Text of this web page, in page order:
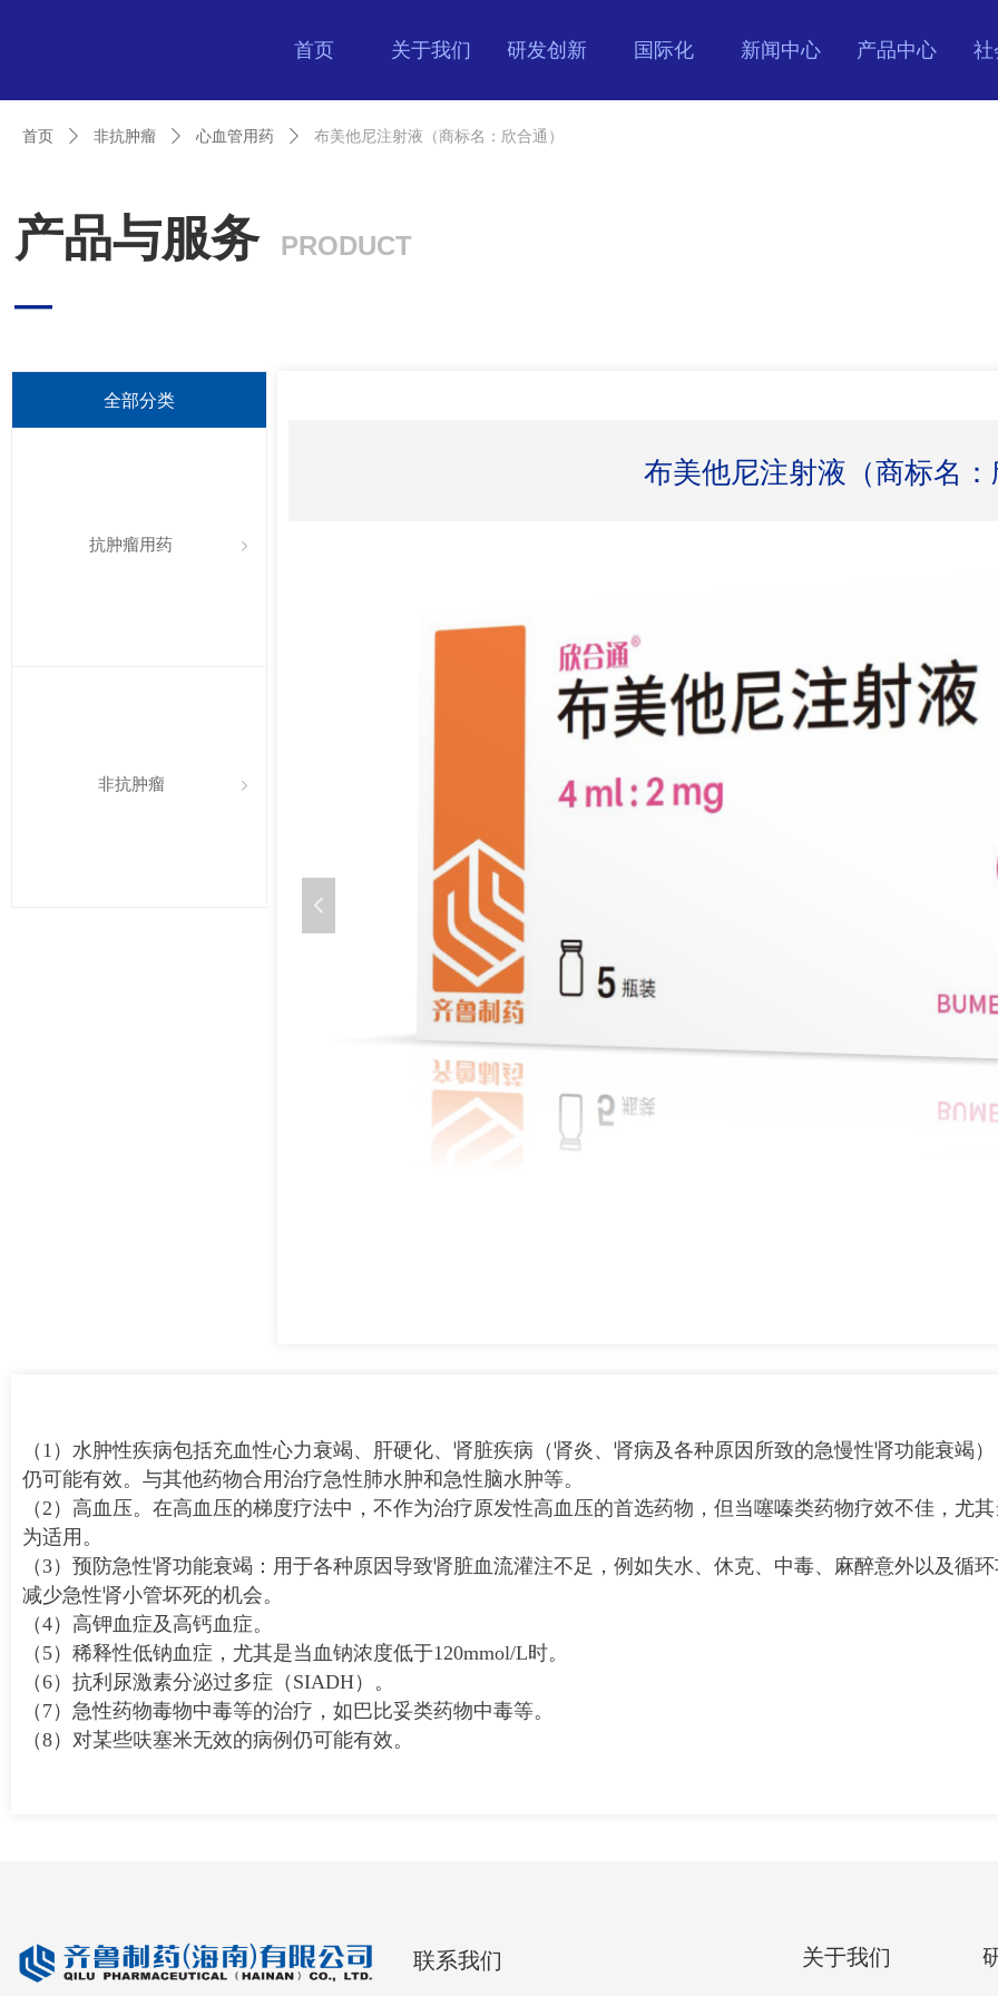
首页 关于我们 研发创新 国际化 新闻中心 产品中心 社
产品与服务 PRODUCT
—
布美他尼注射液（商标名
넳
首页 ꄲ 非抗肿瘤 ꄲ 心血管用药 ꄲ 布美他尼注射液（商标名：欣合通）
全部分类
ꁇ
抗肿瘤用药
ꁇ
非抗肿瘤
（1）水肿性疾病包括充血性心力衰竭、肝硬化、肾脏疾病（肾炎、肾病及各种原因所致的急慢性肾功能衰竭
仍可能有效。与其他药物合用治疗急性肺水肿和急性脑水肿等。
（2）高血压。在高血压的梯度疗法中，不作为治疗原发性高血压的首选药物，但当噻嗪类药物疗效不佳，尤
为适用。
（3）预防急性肾功能衰竭：用于各种原因导致肾脏血流灌注不足，例如失水、休克、中毒、麻醉意外以及循
减少急性肾小管坏死的机会。
（4）高钾血症及高钙血症。
（5）稀释性低钠血症，尤其是当血钠浓度低于120mmol/L时。
（6）抗利尿激素分泌过多症（SIADH）。
（7）急性药物毒物中毒等的治疗，如巴比妥类药物中毒等。
（8）对某些呋塞米无效的病例仍可能有效。
关于我们
联系我们